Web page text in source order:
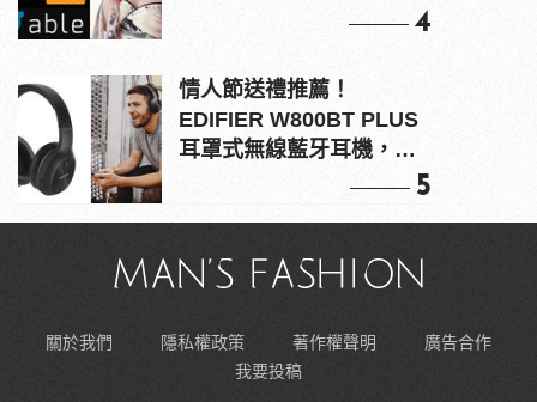
4
情人節送禮推薦！
EDIFIER W800BT PLUS
耳罩式無線藍牙耳機，在
5
關於我們 隱私權政策 著作權聲明
廣告合作
我要投稿